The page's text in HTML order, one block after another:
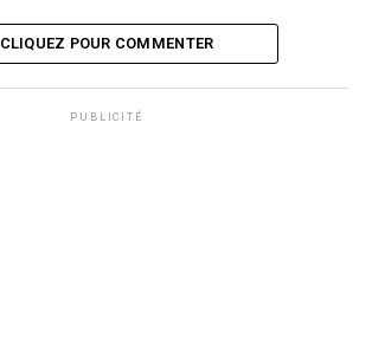
CLIQUEZ POUR COMMENTER
PUBLICITÉ